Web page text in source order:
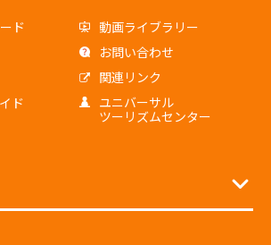
ド
動画ライブラリー
お問い合わせ
関連リンク
ド
ユニバーサル
ツーリズムセンター